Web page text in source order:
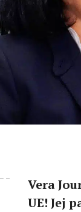
Vera
UE! Jej